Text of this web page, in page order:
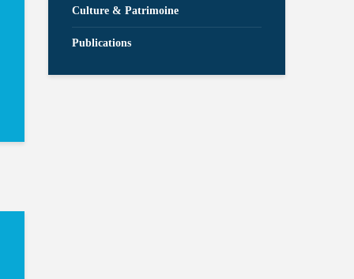
Culture & Patrimoine
Publications